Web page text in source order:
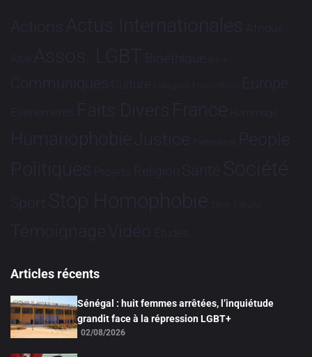
Actions Actus Internationales Afrique
Asie Assos. LGBT Bioéthique Brève
Communiqués Culture Dialogues France-Brésil Europe
Evénements Faits Divers France Hommage
HumanophobieJustice Partenariat People
Politiques Projets Religion Santé Société
Sport Stop Homophobie Tech Tribune
TémoignageVidéo Études
Articles récents
Sénégal : huit femmes arrêtées, l’inquiétude
grandit face à la répression LGBT+
02/08/2026